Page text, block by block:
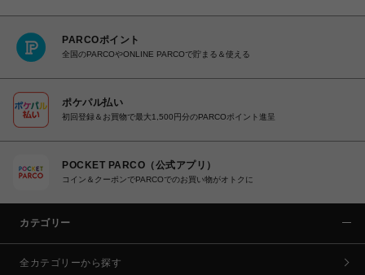
PARCOポイント
全国のPARCOやONLINE PARCOで貯まる＆使える
ポケパル払い
初回登録＆お買物で最大1,500円分のPARCOポイント進呈
POCKET PARCO（公式アプリ）
コイン＆クーポンでPARCOでのお買い物がオトクに
カテゴリー
全カテゴリーから探す